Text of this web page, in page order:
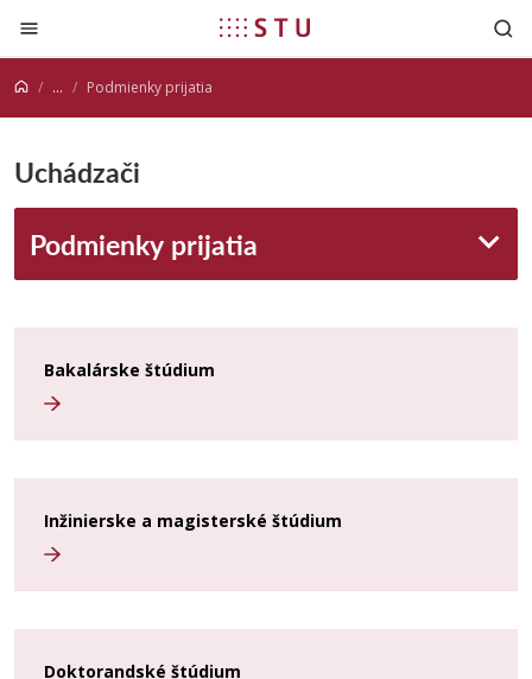
Prejsť na obsah
... Podmienky prijatia
Uchádzači
Podmienky prijatia
Bakalárske štúdium
Inžinierske a magisterské štúdium
Doktorandské štúdium